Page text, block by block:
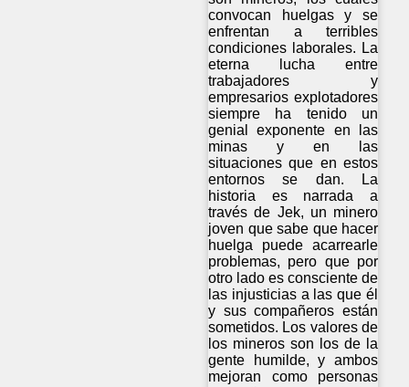
convocan huelgas y se
enfrentan a terribles
condiciones laborales. La
eterna lucha entre
trabajadores y
empresarios explotadores
siempre ha tenido un
genial exponente en las
minas y en las
situaciones que en estos
entornos se dan. La
historia es narrada a
través de Jek, un minero
joven que sabe que hacer
huelga puede acarrearle
problemas, pero que por
otro lado es consciente de
las injusticias a las que él
y sus compañeros están
sometidos. Los valores de
los mineros son los de la
gente humilde, y ambos
mejoran como personas